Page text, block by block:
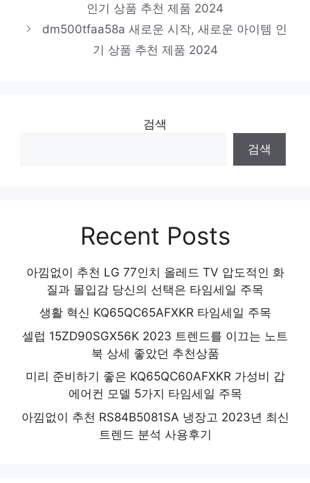
핫 아이템, 주목해주세요! 인기 상품 추천 제
품 2024
에일리언웨어r16
인기 상품 추천 제품 2024
dm500tfaa58a 새로운 시작, 새로운 아이템 인
기 상품 추천 제품 2024
검색
검색
Recent Posts
아낌없이 추천 LG 77인치 올레드 TV 압도적인 화
질과 몰입감 당신의 선택은 타임세일 주목
생활 혁신 KQ65QC65AFXKR 타임세일 주목
셀럽 15ZD90SGX56K 2023 트렌드를 이끄는 노트
북 상세 좋았던 추천상품
미리 준비하기 좋은 KQ65QC60AFXKR 가성비 갑
에어컨 모델 5가지 타임세일 주목
아낌없이 추천 RS84B5081SA 냉장고 2023년 최신
트렌드 분석 사용후기